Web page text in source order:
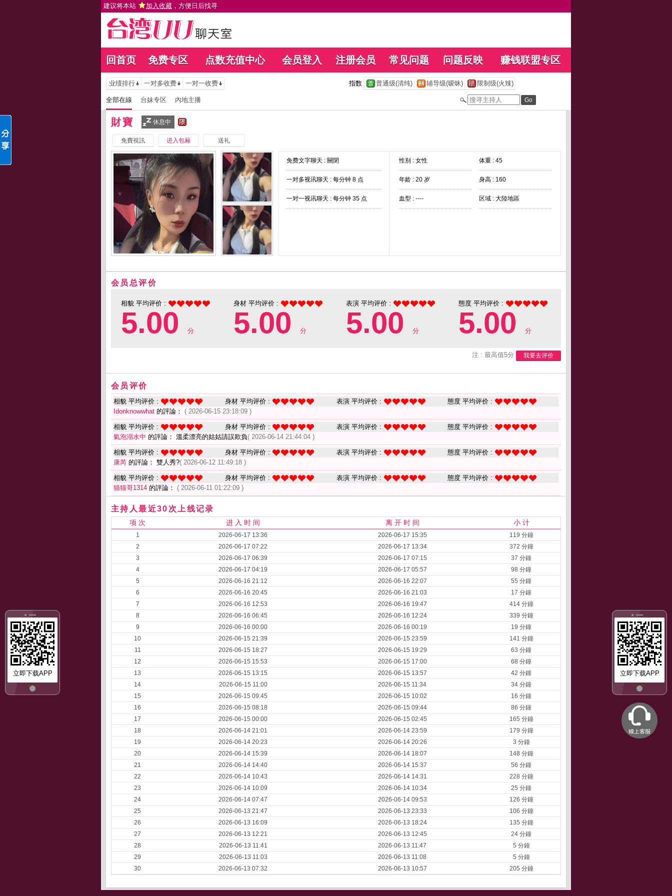
建议将本站 加入收藏 ，方便日后找寻
回首页 免费专区 点数充值中心 会员登入 注册会员 常见问题 问题反映 赚钱联盟专区
立即下载APP
立即下载APP
业绩排行 一对多收费 一对一收费 指数 普通级(清纯) 辅导级(暧昧) 限制级(火辣)
全部在線 台妹专区 內地主播
財寶 休息中
免費視訊 进入包厢 送礼
免费文字聊天 : 關閉
一对多视讯聊天 : 每分钟 8 点
一对一视讯聊天 : 每分钟 35 点
性别 : 女性 体重 : 45
年龄 : 20 岁 身高 : 160
血型 : ---- 区域 : 大陸地區
会员总评价
相貌 平均评价 :
5.00 分
身材 平均评价 :
5.00 分
表演 平均评价 :
5.00 分
態度 平均评价 :
5.00 分
注 : 最高值5分 我要去评价
会员评价
相貌 平均评价 : 身材 平均评价 : 表演 平均评价 :
態度 平均评价 :
Idonknowwhat 的評論： ( 2026-06-15 23:18:09 )
相貌 平均评价 : 身材 平均评价 : 表演 平均评价 :
態度 平均评价 :
氣泡溺水中 的評論： 溫柔漂亮的姑姑請誤欺負( 2026-06-14 21:44:04 )
相貌 平均评价 : 身材 平均评价 : 表演 平均评价 :
態度 平均评价 :
康芮 的評論： 雙人秀?( 2026-06-12 11:49:18 )
相貌 平均评价 : 身材 平均评价 : 表演 平均评价 :
態度 平均评价 :
猫猫哥1314 的評論： ( 2026-06-11 01:22:09 )
主持人最近30次上线记录
项 次 进 入 时 间 离 开 时 间 小 计
1 2026-06-17 13:36 2026-06-17 15:35
119 分鐘
2
2026-06-17 07:22 2026-06-17 13:34
372 分鐘
3
2026-06-17 06:39 2026-06-17 07:15
37 分鐘
4
2026-06-17 04:19 2026-06-17 05:57
98 分鐘
5
2026-06-16 21:12 2026-06-16 22:07
55 分鐘
6
2026-06-16 20:45 2026-06-16 21:03
17 分鐘
7
2026-06-16 12:53 2026-06-16 19:47
414 分鐘
8
2026-06-16 06:45 2026-06-16 12:24
339 分鐘
9
2026-06-16 00:00 2026-06-16 00:19
19 分鐘
10
2026-06-15 21:39 2026-06-15 23:59
141 分鐘
11
2026-06-15 18:27 2026-06-15 19:29
63 分鐘
12
2026-06-15 15:53 2026-06-15 17:00
68 分鐘
13
2026-06-15 13:15 2026-06-15 13:57
42 分鐘
14
2026-06-15 11:00 2026-06-15 11:34
34 分鐘
15
2026-06-15 09:45 2026-06-15 10:02
16 分鐘
16
2026-06-15 08:18 2026-06-15 09:44
86 分鐘
17
2026-06-15 00:00 2026-06-15 02:45
165 分鐘
18
2026-06-14 21:01 2026-06-14 23:59
179 分鐘
19
2026-06-14 20:23 2026-06-14 20:26
3 分鐘
20
2026-06-14 15:39 2026-06-14 18:07
148 分鐘
21
2026-06-14 14:40 2026-06-14 15:37
56 分鐘
22
2026-06-14 10:43 2026-06-14 14:31
228 分鐘
23
2026-06-14 10:09 2026-06-14 10:34
25 分鐘
24
2026-06-14 07:47 2026-06-14 09:53
126 分鐘
25
2026-06-13 21:47 2026-06-13 23:33
106 分鐘
26
2026-06-13 16:09 2026-06-13 18:24
135 分鐘
27
2026-06-13 12:21 2026-06-13 12:45
24 分鐘
28
2026-06-13 11:41 2026-06-13 11:47
5 分鐘
29
2026-06-13 11:03 2026-06-13 11:08
5 分鐘
30
2026-06-13 07:32 2026-06-13 10:57 205 分鐘